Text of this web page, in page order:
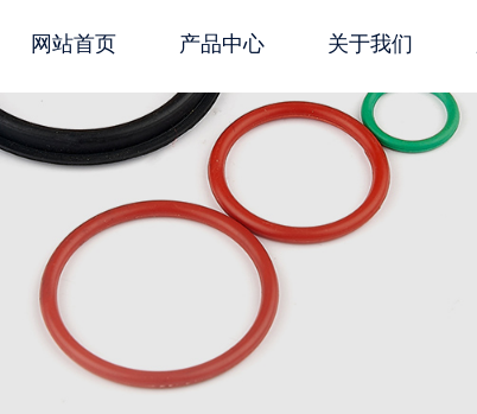
网站首页 产品中心 关于我们